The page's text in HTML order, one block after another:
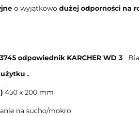
o wyjątkowo dużej odporności na
odpowiednik KARCHER WD 3
.
450 x 200 mm
na sucho/mokro